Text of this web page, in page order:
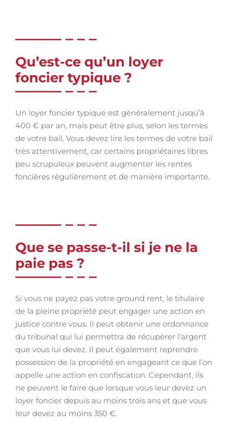
Qu’est-ce qu’un loyer
foncier typique ?
Un loyer foncier typique est généralement jusqu’à
400 € par an, mais peut être plus, selon les termes
de votre bail. Vous devez lire les termes de votre bail
très attentivement, car certains propriétaires libres
peu scrupuleux peuvent augmenter les rentes
foncières régulièrement et de manière importante.
Que se passe-t-il si je ne la
paie pas ?
Si vous ne payez pas votre ground rent, le titulaire
de la pleine propriété peut engager une action en
justice contre vous. Il peut obtenir une ordonnance
du tribunal qui lui permettra de récupérer l’argent
que vous lui devez. Il peut également reprendre
possession de la propriété en engageant ce que l’on
appelle une action en confiscation. Cependant, ils
ne peuvent le faire que lorsque vous leur devez un
loyer foncier depuis au moins trois ans et que vous
leur devez au moins 350 €.